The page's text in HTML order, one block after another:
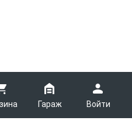
Гараж Войти